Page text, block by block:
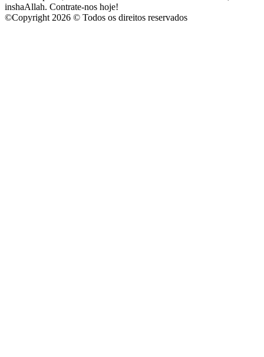
inshaAllah. Contrate-nos hoje!
©Copyright 2026 © Todos os direitos reservados